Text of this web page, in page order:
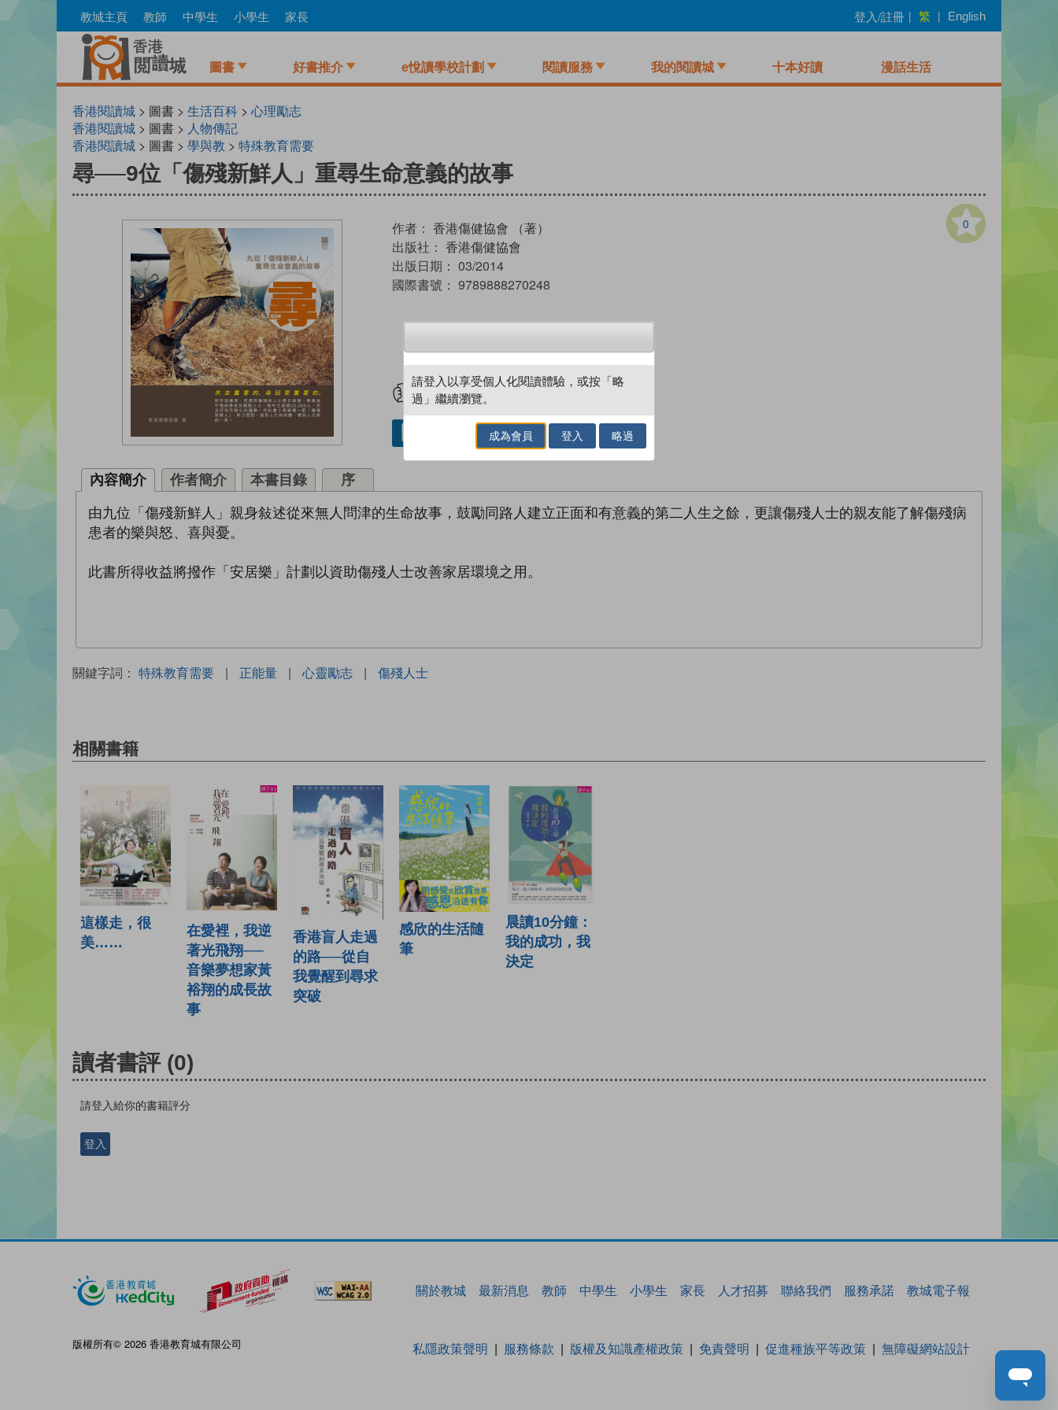
to
教城主頁 教師 中學生 小學生 家長 登入/註冊 | 繁 | English
圖書 好書推介 e悅讀學校計劃 閱讀服務 我的閱讀城 十本好讀 漫話生活
香港閱讀城 > 圖書 > 生活百科 > 心理勵志
香港閱讀城 > 圖書 > 人物傳記
香港閱讀城 > 圖書 > 學與教 > 特殊教育需要
尋──9位「傷殘新鮮人」重尋生命意義的故事
0
作者： 香港傷健協會 （著）
出版社： 香港傷健協會
出版日期： 03/2014
國際書號： 9789888270248
試閲 加入閱讀紀錄
借閱實體書
內容簡介 作者簡介 本書目錄 序
由九位「傷殘新鮮人」親身敍述從來無人問津的生命故事，鼓勵同路人建立正面和有意義的第二人生之餘，更讓傷殘人士的親友能了解傷殘病
患者的樂與怒、喜與憂。
此書所得收益將撥作「安居樂」計劃以資助傷殘人士改善家居環境之用。
關鍵字詞： 特殊教育需要 | 正能量 | 心靈勵志 | 傷殘人士
相關書籍
這樣走，很
美……
在愛裡，我逆
著光飛翔──
音樂夢想家黃
裕翔的成長故
事
香港盲人走過
的路──從自
我覺醒到尋求
突破
感欣的生活隨
筆
晨讀10分鐘：
我的成功，我
決定
讀者書評 (0)
請登入給你的書籍評分
登入
關於教城 最新消息 教師 中學生 小學生 家長 人才招募 聯絡我們 服務承諾 教城電子報
版權所有© 2026 香港教育城有限公司 私隱政策聲明 服務條款 版權及知識產權政策 免責聲明 促進種族平等政策 無障礙網站設計
請登入以享受個人化閱讀體驗，或按「略
過」繼續瀏覽。
成為會員 登入 略過